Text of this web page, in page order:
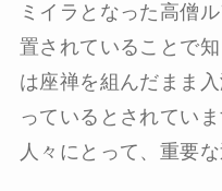
ミイラとなった高僧
置されていることで
は座禅を組んだまま
っているとされてい
人々にとって、重要